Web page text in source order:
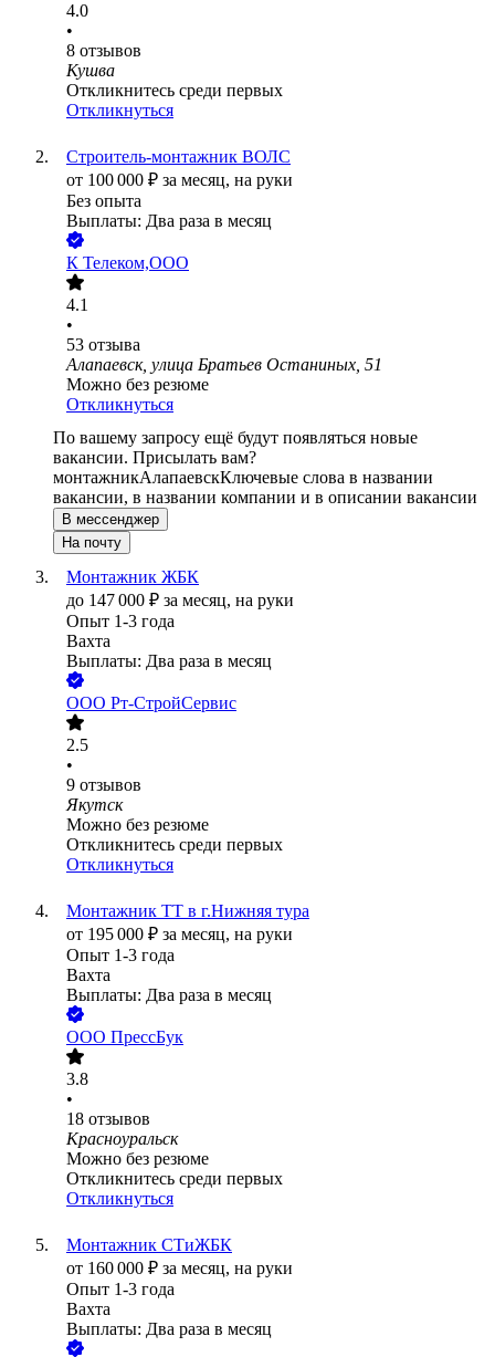
4.0
•
8 отзывов
Кушва
Откликнитесь среди первых
Откликнуться
Строитель-монтажник ВОЛС
от 100 000 ₽ за месяц, на руки
Без опыта
Выплаты: Два раза в месяц
К Телеком,ООО
4.1
•
53 отзыва
Алапаевск, улица Братьев Останиных, 51
Можно без резюме
Откликнуться
По вашему запросу ещё будут появляться новые
вакансии. Присылать вам?
монтажникАлапаевскКлючевые слова в названии
вакансии, в названии компании и в описании вакансии
В мессенджер
На почту
Монтажник ЖБК
до 147 000 ₽ за месяц, на руки
Опыт 1-3 года
Вахта
Выплаты: Два раза в месяц
ООО Рт-СтройСервис
2.5
•
9 отзывов
Якутск
Можно без резюме
Откликнитесь среди первых
Откликнуться
Монтажник ТТ в г.Нижняя тура
от 195 000 ₽ за месяц, на руки
Опыт 1-3 года
Вахта
Выплаты: Два раза в месяц
ООО ПрессБук
3.8
•
18 отзывов
Красноуральск
Можно без резюме
Откликнитесь среди первых
Откликнуться
Монтажник СТиЖБК
от 160 000 ₽ за месяц, на руки
Опыт 1-3 года
Вахта
Выплаты: Два раза в месяц